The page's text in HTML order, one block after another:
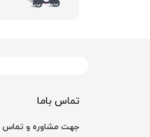
تماس باما
جهت مشاوره و تماس